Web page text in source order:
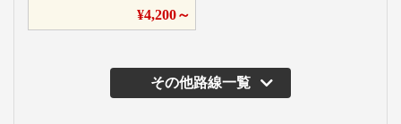
¥4,200～
その他路線一覧